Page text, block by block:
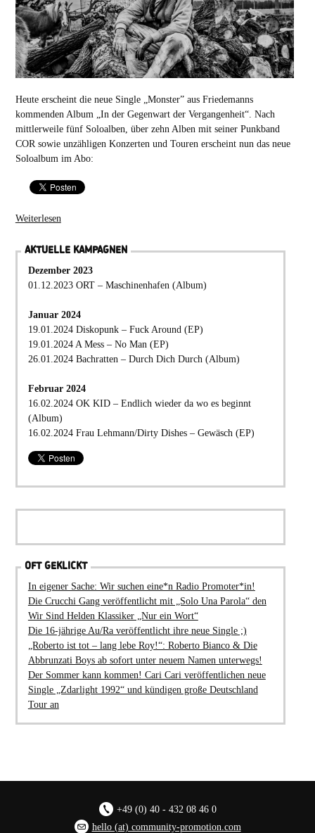
Heute erscheint die neue Single „Monster” aus Friedemanns
kommenden Album „In der Gegenwart der Vergangenheit“. Nach
mittlerweile fünf Soloalben, über zehn Alben mit seiner Punkband
COR sowie unzähligen Konzerten und Touren erscheint nun das neue
Soloalbum im Abo:
Weiterlesen
AKTUELLE KAMPAGNEN
Dezember 2023
01.12.2023 ORT – Maschinenhafen (Album)
Januar 2024
19.01.2024 Diskopunk – Fuck Around (EP)
19.01.2024 A Mess – No Man (EP)
26.01.2024 Bachratten – Durch Dich Durch (Album)
Februar 2024
16.02.2024 OK KID – Endlich wieder da wo es beginnt
(Album)
16.02.2024 Frau Lehmann/Dirty Dishes – Gewäsch (EP)
OFT GEKLICKT
In eigener Sache: Wir suchen eine*n Radio Promoter*in!
Die Crucchi Gang veröffentlicht mit „Solo Una Parola“ den
Wir Sind Helden Klassiker „Nur ein Wort“
Die 16-jährige Au/Ra veröffentlicht ihre neue Single ;)
„Roberto ist tot – lang lebe Roy!“: Roberto Bianco & Die
Abbrunzati Boys ab sofort unter neuem Namen unterwegs!
Der Sommer kann kommen! Cari Cari veröffentlichen neue
Single „Zdarlight 1992“ und kündigen große Deutschland
Tour an
+49 (0) 40 - 432 08 46 0
hello (at) community-promotion.com